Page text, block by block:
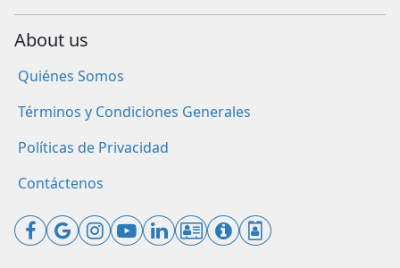
About us
Quiénes Somos
Términos y Condiciones Generales
Políticas de Privacidad
Contáctenos